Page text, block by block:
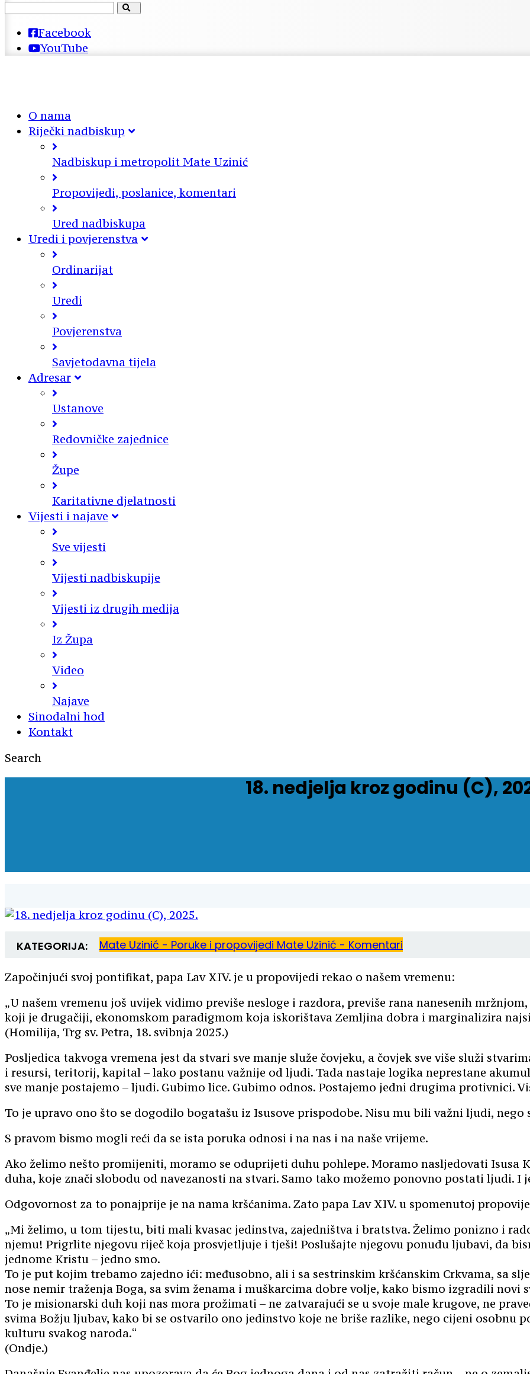
Facebook
YouTube
O nama
Riječki nadbiskup
Nadbiskup i metropolit Mate Uzinić
Propovijedi, poslanice, komentari
Ured nadbiskupa
Uredi i povjerenstva
Ordinarijat
Uredi
Povjerenstva
Savjetodavna tijela
Adresar
Ustanove
Redovničke zajednice
Župe
Karitativne djelatnosti
Vijesti i najave
Sve vijesti
Vijesti nadbiskupije
Vijesti iz drugih medija
Iz Župa
Video
Najave
Sinodalni hod
Kontakt
Search
18. nedjelja kroz godinu (C),
KATEGORIJA: Mate Uzinić - Poruke i propovijedi Mate Uzinić - Komentari
Započinjući svoj pontifikat, papa Lav XIV. je u propovijedi rekao o našem vremenu:
„U našem vremenu još uvijek vidimo previše nesloge i razdora, previše rana nanesenih
koji je drugačiji, ekonomskom paradigmom koja iskorištava Zemljina dobra i marginalizira
(Homilija, Trg sv. Petra, 18. svibnja 2025.)
Posljedica takvoga vremena jest da stvari sve manje služe čovjeku, a čovjek sve više služi
i resursi, teritorij, kapital – lako postanu važnije od ljudi. Tada nastaje logika neprestane
sve manje postajemo – ljudi. Gubimo lice. Gubimo odnos. Postajemo jedni drugima protivnici.
To je upravo ono što se dogodilo bogatašu iz Isusove prispodobe. Nisu mu bili važni ljudi,
S pravom bismo mogli reći da se ista poruka odnosi i na nas i na naše vrijeme.
Ako želimo nešto promijeniti, moramo se oduprijeti duhu pohlepe. Moramo nasljedovati Isusa
duha, koje znači slobodu od navezanosti na stvari. Samo tako možemo ponovno postati ljudi. I
Odgovornost za to ponajprije je na nama kršćanima. Zato papa Lav XIV. u spomenutoj
„Mi želimo, u tom tijestu, biti mali kvasac jedinstva, zajedništva i bratstva. Želimo ponizno i
njemu! Prigrlite njegovu riječ koja prosvjetljuje i tješi! Poslušajte njegovu ponudu ljubavi, da
jednome Kristu – jedno smo.
To je put kojim trebamo zajedno ići: međusobno, ali i sa sestrinskim kršćanskim Crkvama, sa
nose nemir traženja Boga, sa svim ženama i muškarcima dobre volje, kako bismo izgradili novi
To je misionarski duh koji nas mora prožimati – ne zatvarajući se u svoje male krugove, ne
svima Božju ljubav, kako bi se ostvarilo ono jedinstvo koje ne briše razlike, nego cijeni osobnu
kulturu svakog naroda.“
(Ondje.)